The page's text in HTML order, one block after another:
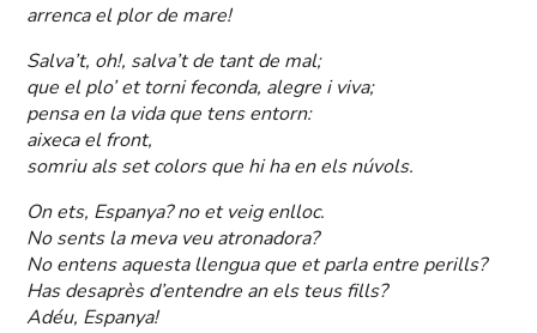
arrenca el plor de mare!
Salva’t, oh!, salva’t de tant de mal;
que el plo’ et torni feconda, alegre i viva;
pensa en la vida que tens entorn:
aixeca el front,
somriu als set colors que hi ha en els núvols.
On ets, Espanya? no et veig enlloc.
No sents la meva veu atronadora?
No entens aquesta llengua que et parla entre perills?
Has desaprès d’entendre an els teus fills?
Adéu, Espanya!